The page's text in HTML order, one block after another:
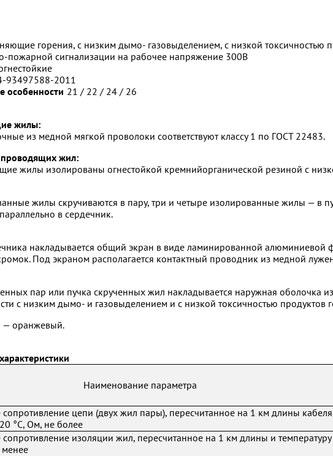
горения, с низким дымо- газовыделением, с низкой токсичностью
пожарной сигнализации на рабочее напряжение 300В
93497588-2011
особенности 21 / 22 / 24 / 26
жилы:
из медной мягкой проволоки соответствуют классу 1 по ГОСТ 22483.
жил:
жилы изолированы огнестойкой кремнийорганической резиной с
жилы скручиваются в пару, три и четыре изолированные жилы — в
в сердечник.
накладывается общий экран в виде ламинированной алюминиевой
Под экраном располагается контактный проводник из медной
пар или пучка скрученных жил накладывается наружная оболочка
с низким дымо- и газовыделением и с низкой токсичностью продуктов
— оранжевый.
Наименование параметра
сопротивление цепи (двух жил пары), пересчитанное на 1 км длины кабеля
°С, Ом, не более
сопротивление изоляции жил, пересчитанное на 1 км длины и температуру